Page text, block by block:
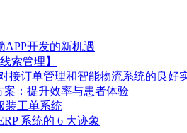
APP开发的新机遇
索管理】
接订单管理和智能物流系统的良好
案：提升效率与患者体验
装工单系统
系统的 6 大迹象